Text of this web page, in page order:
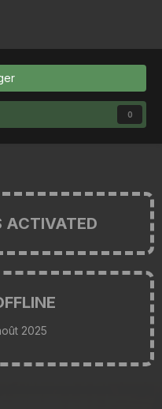
0
ACTIVATED
2025